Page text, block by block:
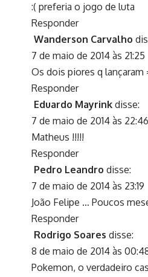
:( preferia o jogo de luta
Responder
Wanderson Carvalho
7 de maio de 2014 às 21:25
Os dois piores q lançaram
Responder
Eduardo Mayrink disse:
7 de maio de 2014 às 22:46
Matheus !!!!!
Responder
Pedro Leandro disse:
7 de maio de 2014 às 23:19
João Felipe … Poucos
Responder
Rodrigo Soares disse:
8 de maio de 2014 às
Pokemon, o verdadeiro